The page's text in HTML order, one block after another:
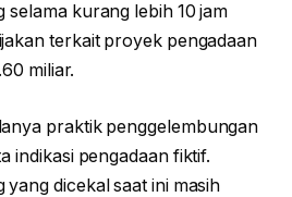
kurang lebih 10 jam
terkait proyek pengadaan
miliar.
praktik penggelembungan
indikasi pengadaan fiktif.
dicekal saat ini masih